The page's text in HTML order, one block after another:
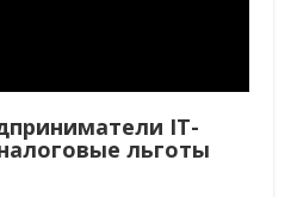
IT-
льготы